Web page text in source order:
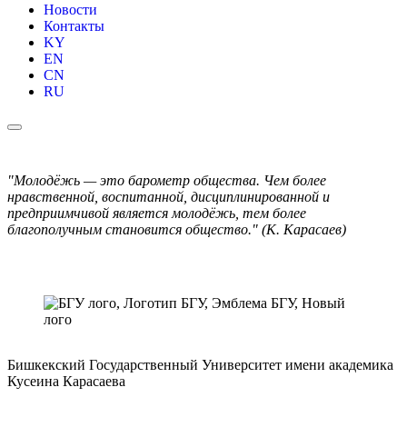
Новости
Контакты
KY
EN
CN
RU
"Молодёжь — это барометр общества. Чем более
нравственной, воспитанной, дисциплинированной и
предприимчивой является молодёжь, тем более
благополучным становится общество." (К. Карасаев)
Бишкекский Государственный Университет имени академика
Кусеина Карасаева